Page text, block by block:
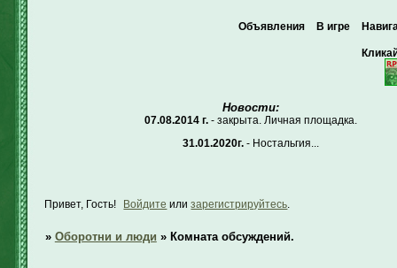
Объявления В игре
Новости:
07.08.2014 г. - закрыта. Личная площадка.
31.01.2020г. - Ностальгия...
Привет, Гость! Войдите илизарегистрируйтесь
» Оборотни и люди » Комната обсуждений.